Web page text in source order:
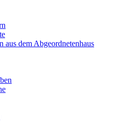
aus dem Abgeordnetenhaus